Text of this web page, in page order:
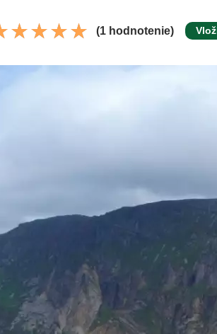
(1 hodnotenie)